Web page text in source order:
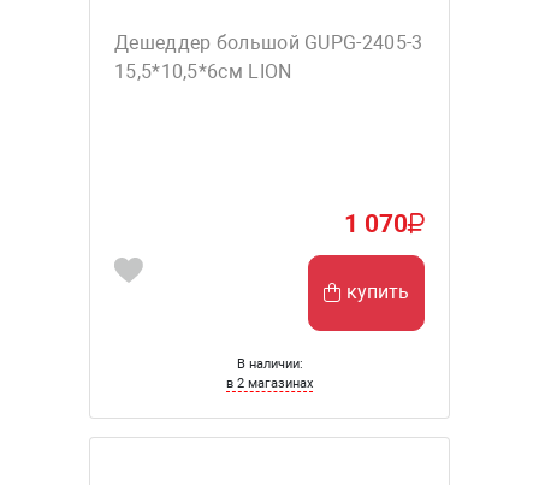
Дешеддер большой GUPG-2405-3
15,5*10,5*6см LION
1 070
купить
В наличии:
в 2 магазинах